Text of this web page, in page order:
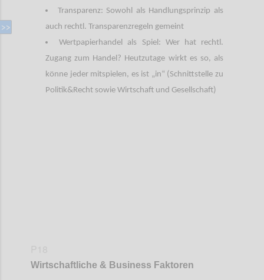
Transparenz: Sowohl als Handlungsprinzip als
auch rechtl. Transparenzregeln gemeint
Wertpapierhandel als Spiel: Wer hat rechtl.
Zugang zum Handel? Heutzutage wirkt es so, als
könne jeder mitspielen, es ist „in“ (Schnittstelle zu
Politik&Recht sowie Wirtschaft und Gesellschaft)
Wirtschaftliche & Business Faktoren